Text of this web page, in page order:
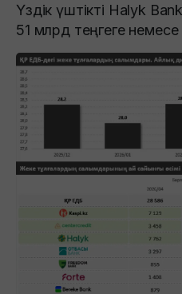
Үздік үштікті Halyk
51 млрд теңгеге немесе